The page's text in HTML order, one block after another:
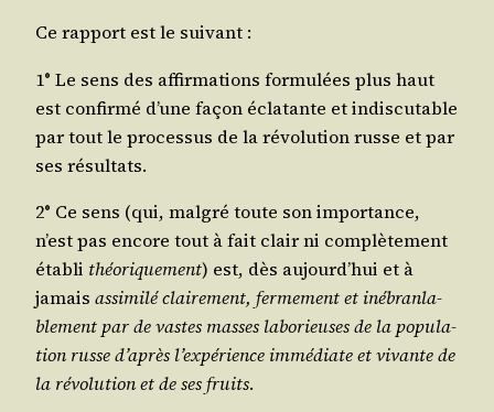
Ce rap­port est le suivant :
1° Le sens des affir­ma­tions for­mu­lées plus haut
est confir­mé d’une façon écla­tante et indis­cu­table
par tout le pro­ces­sus de la révo­lu­tion russe et par
ses résultats.
2° Ce sens (qui, mal­gré toute son impor­tance,
n’est pas encore tout à fait clair ni com­plè­te­ment
éta­bli théo­ri­que­ment) est, dès aujourd’hui et à
jamais assi­mi­lé clai­re­ment, fer­me­ment et inébran­la­
ble­ment par de vastes masses labo­rieuses de la popu­la­
tion russe d’après l’expérience immé­diate et vivante de
la révo­lu­tion et de ses fruits.